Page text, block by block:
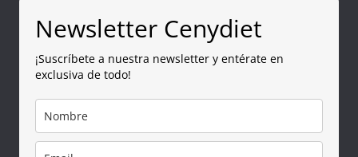
Newsletter Cenydiet
¡Suscríbete a nuestra newsletter y entérate en
exclusiva de todo!